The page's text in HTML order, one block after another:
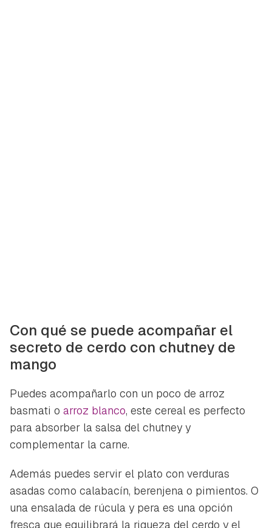
Con qué se puede acompañar el
secreto de cerdo con chutney de
mango
Puedes acompañarlo con un poco de arroz
basmati o arroz blanco, este cereal es perfecto
para absorber la salsa del chutney y
complementar la carne.
Además puedes servir el plato con verduras
asadas como calabacín, berenjena o pimientos. O
una ensalada de rúcula y pera es una opción
fresca que equilibrará la riqueza del cerdo y el